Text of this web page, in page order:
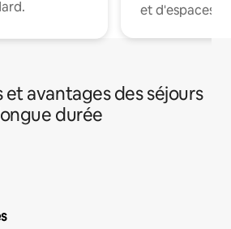
et d'espaces
avantages des séjours
durée